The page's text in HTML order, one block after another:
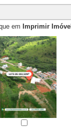
em Imprimir Imóvel